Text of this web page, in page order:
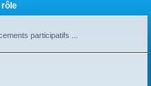
rôle
participatifs ...